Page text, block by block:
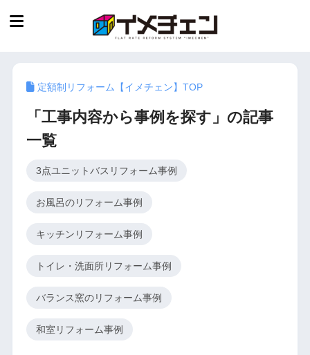
定額制リフォーム【イメチェン】TOP
「工事内容から事例を探す」の記事
一覧
3点ユニットバスリフォーム事例
お風呂のリフォーム事例
キッチンリフォーム事例
トイレ・洗面所リフォーム事例
バランス窯のリフォーム事例
和室リフォーム事例